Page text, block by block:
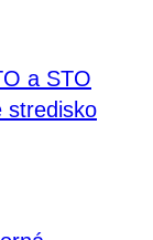
a STO
stredisko